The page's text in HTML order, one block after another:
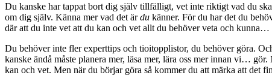
Du kanske har tappat bort dig själv tillfälligt, vet inte riktigt vad du
om dig själv. Känna mer vad det ärdu känner. För du har det du
där att du inte vet att du kan och vet allt du behöver veta och kunna…
Du behöver inte fler experttips och tioitopplistor, du behöver göra.
kanske ändå måste planera mer, läsa mer, lära oss mer innan vi…
kan och vet. Men när du börjar göra så kommer du att märka att det